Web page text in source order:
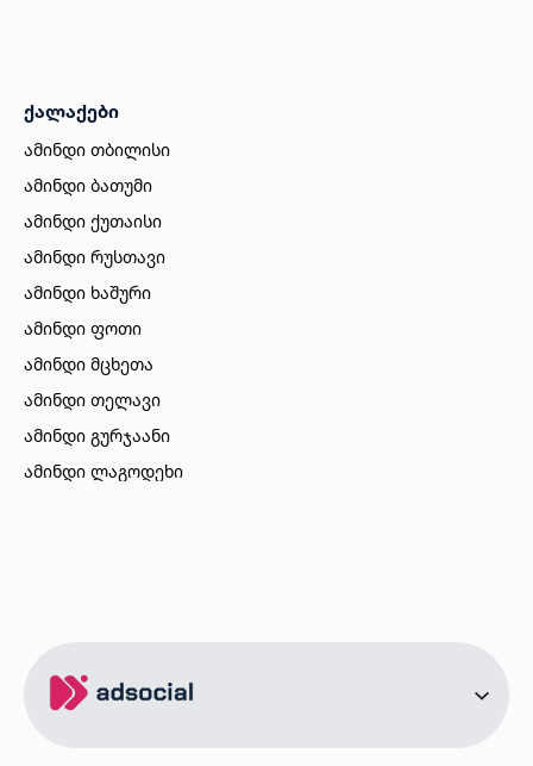
ქალაქები
ამინდი თბილისი
ამინდი ბათუმი
ამინდი ქუთაისი
ამინდი რუსთავი
ამინდი ხაშური
ამინდი ფოთი
ამინდი მცხეთა
ამინდი თელავი
ამინდი გურჯაანი
ამინდი ლაგოდეხი
ამინდი ზუგდიდი